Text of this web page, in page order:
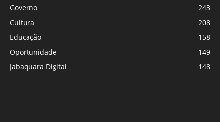
Governo
243
Cultura
208
Educação
158
Oportunidade
149
Jabaquara Digital
148